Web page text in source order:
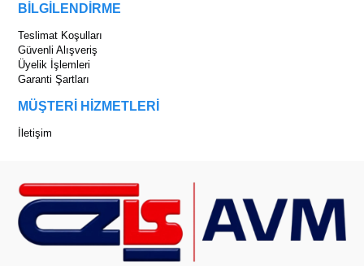
BİLGİLENDİRME
Teslimat Koşulları
Güvenli Alışveriş
Üyelik İşlemleri
Garanti Şartları
MÜŞTERİ HİZMETLERİ
İletişim